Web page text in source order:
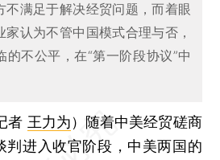
不满足于解决经贸问题，而着眼
认为不管中国模式合理与否，
的不公平，在“第一阶段协议”中
者 王力为） 随着中美经贸磋商
判进入收官阶段，中美两国的